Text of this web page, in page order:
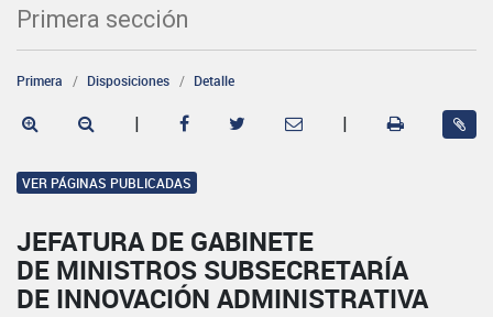
Primera sección
Primera Disposiciones Detalle
| |
VER PÁGINAS PUBLICADAS
JEFATURA DE GABINETE
DE MINISTROS SUBSECRETARÍA
DE INNOVACIÓN ADMINISTRATIVA